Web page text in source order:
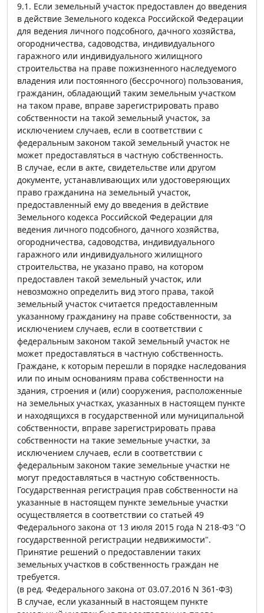
9.1. Если земельный участок предоставлен до введения
в действие Земельного кодекса Российской Федерации
для ведения личного подсобного, дачного хозяйства,
огородничества, садоводства, индивидуального
гаражного или индивидуального жилищного
строительства на праве пожизненного наследуемого
владения или постоянного (бессрочного) пользования,
гражданин, обладающий таким земельным участком
на таком праве, вправе зарегистрировать право
собственности на такой земельный участок, за
исключением случаев, если в соответствии с
федеральным законом такой земельный участок не
может предоставляться в частную собственность.
В случае, если в акте, свидетельстве или другом
документе, устанавливающих или удостоверяющих
право гражданина на земельный участок,
предоставленный ему до введения в действие
Земельного кодекса Российской Федерации для
ведения личного подсобного, дачного хозяйства,
огородничества, садоводства, индивидуального
гаражного или индивидуального жилищного
строительства, не указано право, на котором
предоставлен такой земельный участок, или
невозможно определить вид этого права, такой
земельный участок считается предоставленным
указанному гражданину на праве собственности, за
исключением случаев, если в соответствии с
федеральным законом такой земельный участок не
может предоставляться в частную собственность.
Граждане, к которым перешли в порядке наследования
или по иным основаниям права собственности на
здания, строения и (или) сооружения, расположенные
на земельных участках, указанных в настоящем пункте
и находящихся в государственной или муниципальной
собственности, вправе зарегистрировать права
собственности на такие земельные участки, за
исключением случаев, если в соответствии с
федеральным законом такие земельные участки не
могут предоставляться в частную собственность.
Государственная регистрация прав собственности на
указанные в настоящем пункте земельные участки
осуществляется в соответствии со статьей 49
Федерального закона от 13 июля 2015 года N 218-ФЗ "О
государственной регистрации недвижимости".
Принятие решений о предоставлении таких
земельных участков в собственность граждан не
требуется.
(в ред. Федерального закона от 03.07.2016 N 361-ФЗ)
В случае, если указанный в настоящем пункте